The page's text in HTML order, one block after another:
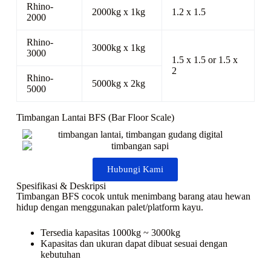
Rhino-
2000
2000kg x 1kg 1.2 x 1.5
Rhino-
3000
3000kg x 1kg
1.5 x 1.5 or 1.5 x
2
Rhino-
5000
5000kg x 2kg
Timbangan Lantai BFS (Bar Floor Scale)
Hubungi Kami
Spesifikasi & Deskripsi
Timbangan BFS cocok untuk menimbang barang atau hewan
hidup dengan menggunakan palet/platform kayu.
Tersedia kapasitas 1000kg ~ 3000kg
Kapasitas dan ukuran dapat dibuat sesuai dengan
kebutuhan